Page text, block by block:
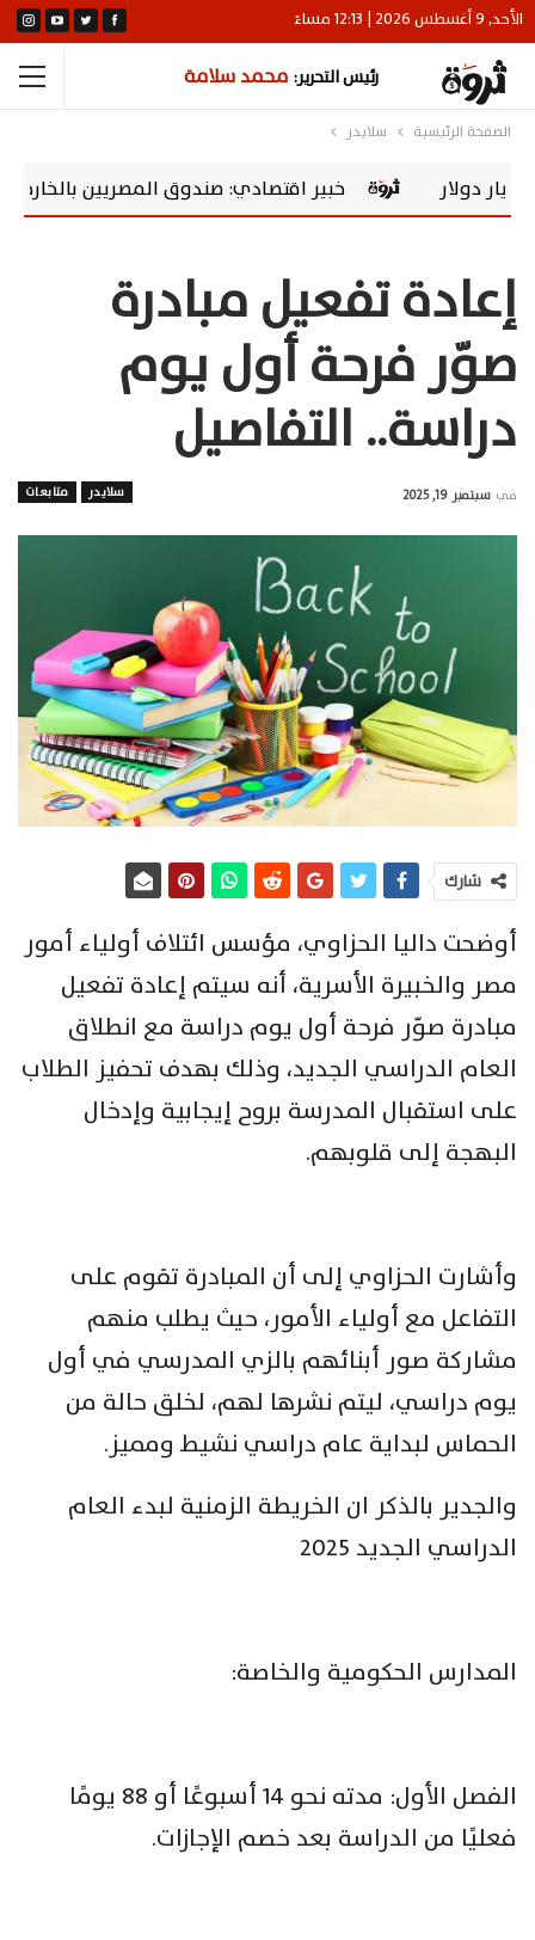
الأحد, 9 أغسطس 2026 | 12:13 مساءً
رئيس التحرير: محمد سلامة
الصفحة الرئيسية سلايدر
خبير اقتصادي: صندوق المصريين بالخارج يحول
إعادة تفعيل مبادرة
صوّر فرحة أول يوم
دراسة.. التفاصيل
سلايدر متابعات في سبتمبر 19, 2025
شارك
أوضحت داليا الحزاوي، مؤسس ائتلاف أولياء أمور
مصر والخبيرة الأسرية، أنه سيتم إعادة تفعيل
مبادرة صوّر فرحة أول يوم دراسة مع انطلاق
العام الدراسي الجديد، وذلك بهدف تحفيز الطلاب
على استقبال المدرسة بروح إيجابية وإدخال
البهجة إلى قلوبهم.
وأشارت الحزاوي إلى أن المبادرة تقوم على
التفاعل مع أولياء الأمور، حيث يطلب منهم
مشاركة صور أبنائهم بالزي المدرسي في أول
يوم دراسي، ليتم نشرها لهم، لخلق حالة من
الحماس لبداية عام دراسي نشيط ومميز.
والجدير بالذكر ان الخريطة الزمنية لبدء العام
الدراسي الجديد 2025
المدارس الحكومية والخاصة:
الفصل الأول: مدته نحو 14 أسبوعًا أو 88 يومًا
فعليًا من الدراسة بعد خصم الإجازات.